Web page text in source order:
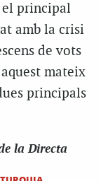
el principal
amb la crisi
de vots
mateix
principals
la Directa